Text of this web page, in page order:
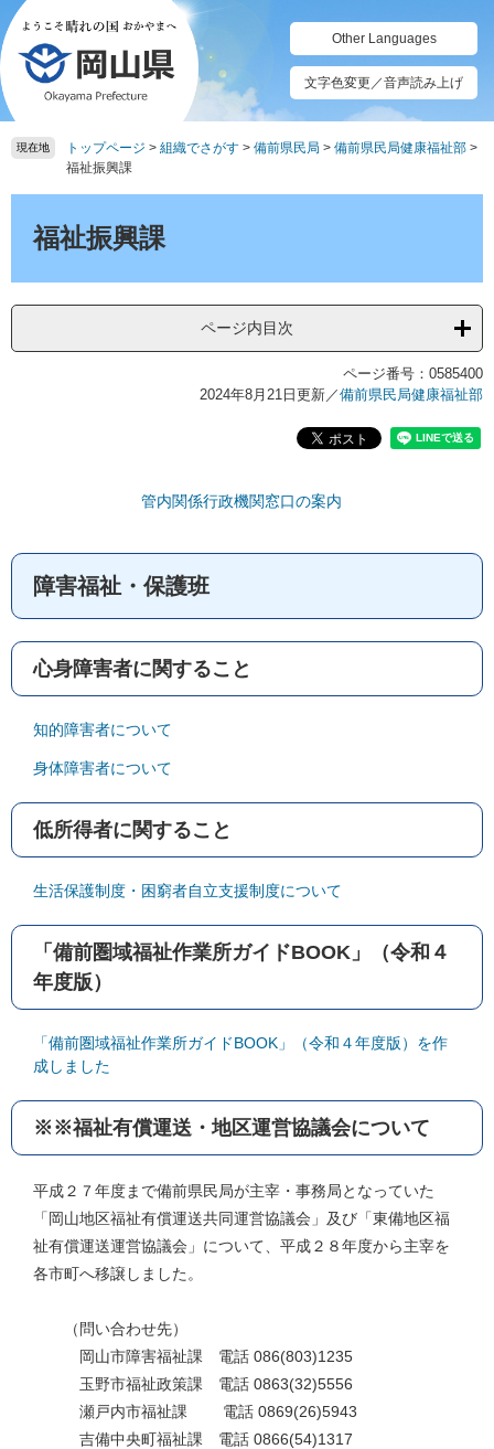
ペ
ー
ジ
の
先
頭
メ
ニ
ュ
ー
を
飛
て
Other Languages
文字色変更／音声読み上げ
現在地 トップページ > 組織でさがす > 備前県民局 > 備前県民局健康福祉部 >
福祉振興課
福祉振興課
ページ内目次
ページ番号：0585400
2024年8月21日更新／備前県民局健康福祉部
管内関係行政機関窓口の案内
障害福祉・保護班
心身障害者に関すること
知的障害者について
身体障害者について
低所得者に関すること
生活保護制度・困窮者自立支援制度について
「備前圏域福祉作業所ガイドBOOK」（令和４
年度版）
「備前圏域福祉作業所ガイドBOOK」（令和４年度版）を作
成しました
※※福祉有償運送・地区運営協議会について
平成２７年度まで備前県民局が主宰・事務局となっていた
「岡山地区福祉有償運送共同運営協議会」及び「東備地区福
祉有償運送運営協議会」について、平成２８年度から主宰を
各市町へ移譲しました。
（問い合わせ先）
岡山市障害福祉課 電話 086(803)1235
玉野市福祉政策課 電話 0863(32)5556
瀬戸内市福祉課 電話 0869(26)5943
吉備中央町福祉課 電話 0866(54)1317